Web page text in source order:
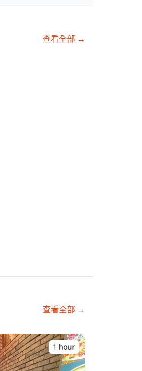
查看全部 →
查看全部 →
1 hour